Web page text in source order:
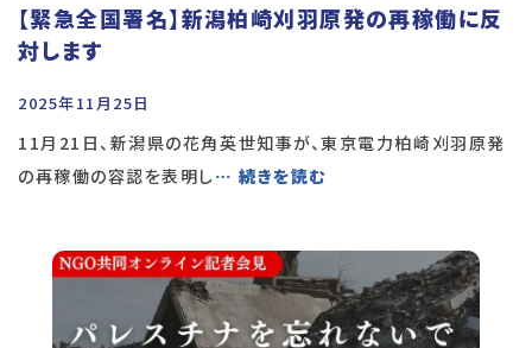
【緊急全国署名】新潟柏崎刈羽原発の再稼働に反
対します
2025年11月25日
11月21日、新潟県の花角英世知事が、東京電力柏崎刈羽原発
の再稼働の容認を表明し… 続きを読む